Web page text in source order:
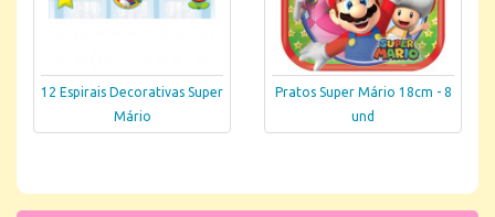
12 Espirais Decorativas Super
Mário
Pratos Super Mário 18cm - 8
und